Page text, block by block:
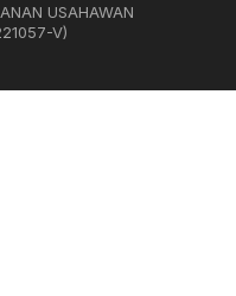
USAHAWAN
V)